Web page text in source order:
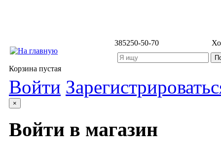
385250-50-70
Корзина пустая
Войти
×
Войти в магазин